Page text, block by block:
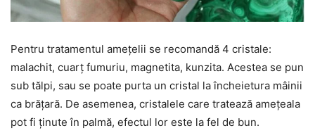
Pentru tratamentul amețelii se recomandă 4 cristale:
malachit, cuarț fumuriu, magnetita, kunzita. Acestea se pun
sub tălpi, sau se poate purta un cristal la încheietura mâinii
ca brățară. De asemenea, cristalele care tratează amețeala
pot fi ținute în palmă, efectul lor este la fel de bun.